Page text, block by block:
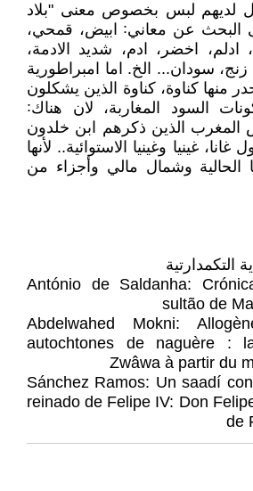
لديهم لبس بخصوص معنى "بلاد
السودان" ادعوهم الى البحث عن معاني꞉ ابيض، قمحي،
اخضر، ادم، شديد الادمة،
سودان... الخ. اما امبراطورية
منها كناوة، كناوة الذين يشكلون
فقط مكون من مكونات السود المغاربة، لان هناك꞉
المغرب الذين ذكرهم ابن خلدون
غانا، غينيا وغينيا الاستوائية.. لأنها
الحالية وشمال مالي وأجزاء من
التكمدارتية
★ António de Saldanha:
sultão de
★ Abdelwahed Mokni:
autochtones de naguère :
Zwâwa à partir du
★ Sánchez Ramos: Un saadí
reinado de Felipe IV: Don
de